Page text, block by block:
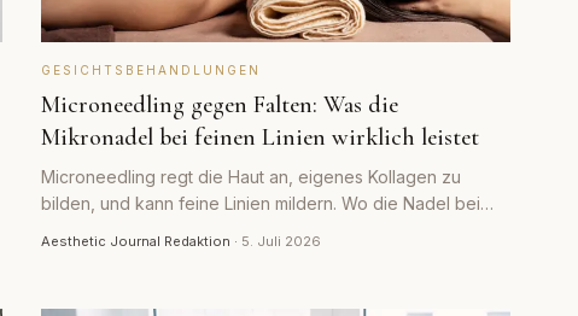
GESICHTSBEHANDLUNGEN
Microneedling gegen Falten: Was die
Mikronadel bei feinen Linien wirklich leistet
Microneedling regt die Haut an, eigenes Kollagen zu
bilden, und kann feine Linien mildern. Wo die Nadel bei
Aesthetic Journal Redaktion · 5. Juli 2026